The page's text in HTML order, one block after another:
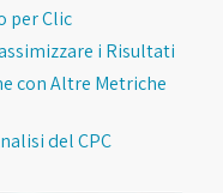
per Clic
i Risultati
con Altre Metriche
del CPC